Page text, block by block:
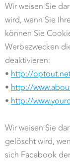
Wir weisen Sie
wird, wenn Sie
können Sie
Werbezwecken
deaktivieren:
• http://
• http://
• http://
Wir weisen Sie
gelöscht wird,
sich Facebook